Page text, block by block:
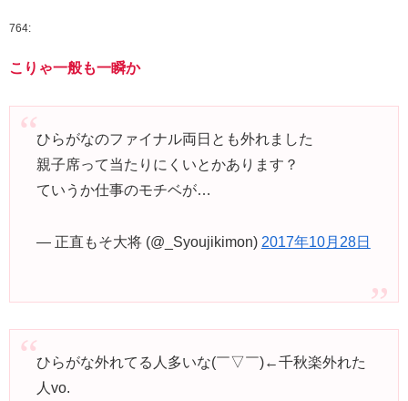
764:
こりゃ一般も一瞬か
ひらがなのファイナル両日とも外れました
親子席って当たりにくいとかあります？
ていうか仕事のモチベが…
— 正直もそ大将 (@_Syoujikimon) 2017年10月28日
ひらがな外れてる人多いな(￣▽￣)←千秋楽外れた
人vo.